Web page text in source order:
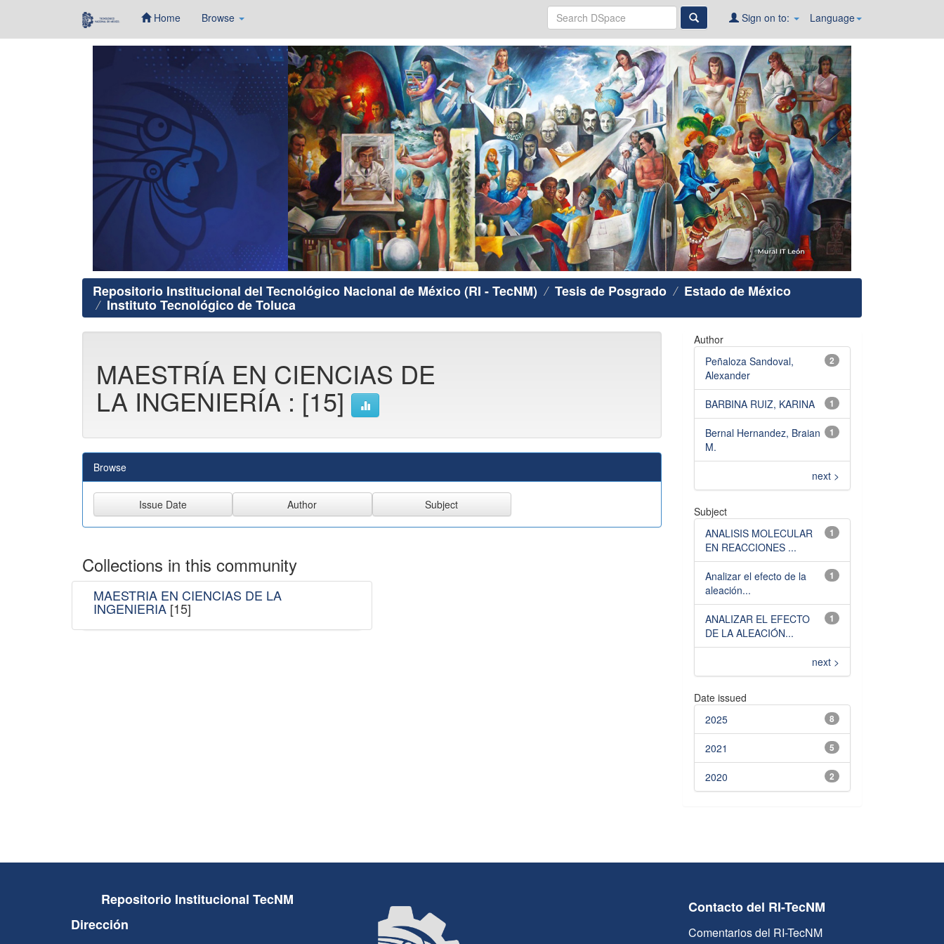
Home Browse Language
Sign on to:
Repositorio Institucional del Tecnológico Nacional de México (RI - TecNM) Tesis de Posgrado Estado de México
Instituto Tecnológico de Toluca
MAESTRÍA EN CIENCIAS DE
LA INGENIERÍA : [15]
Browse
Collections in this community
MAESTRIA EN CIENCIAS DE LA
INGENIERIA [15]
Author
2
Peñaloza Sandoval,
Alexander
1
BARBINA RUIZ, KARINA
1
Bernal Hernandez, Braian
M.
next >
Subject
1
ANALISIS MOLECULAR
EN REACCIONES ...
1
Analizar el efecto de la
aleación...
1
ANALIZAR EL EFECTO
DE LA ALEACIÓN...
next >
Date issued
8
2025
5
2021
2
2020
Repositorio Institucional TecNM
Dirección
Contacto del RI-TecNM
Comentarios del RI-TecNM